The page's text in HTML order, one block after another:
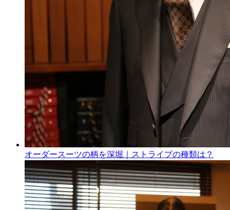
オーダースーツの柄を深堀｜ストライプの種類は？